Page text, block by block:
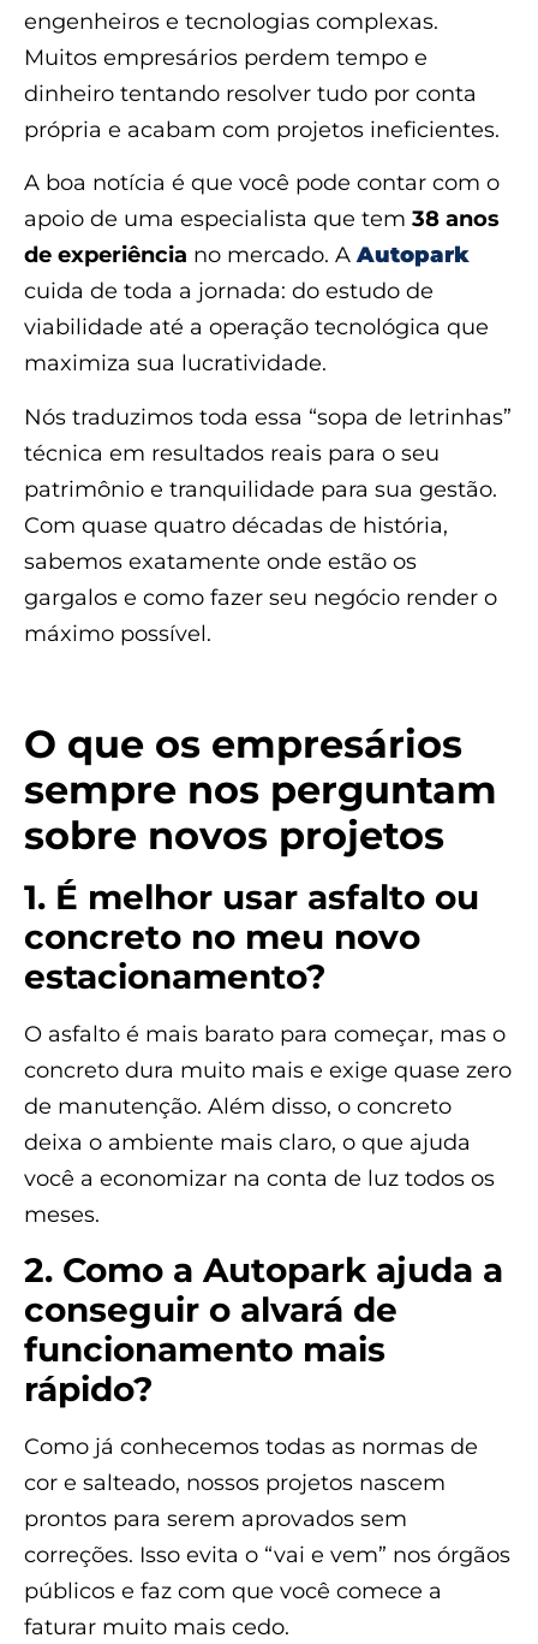
engenheiros e tecnologias complexas.
Muitos empresários perdem tempo e
dinheiro tentando resolver tudo por conta
própria e acabam com projetos ineficientes.
A boa notícia é que você pode contar com o
apoio de uma especialista que tem 38 anos
de experiência no mercado. AAutopark
cuida de toda a jornada: do estudo de
viabilidade até a operação tecnológica que
maximiza sua lucratividade.
Nós traduzimos toda essa “sopa de letrinhas”
técnica em resultados reais para o seu
patrimônio e tranquilidade para sua gestão.
Com quase quatro décadas de história,
sabemos exatamente onde estão os
gargalos e como fazer seu negócio render o
máximo possível.
O que os empresários
sempre nos perguntam
sobre novos projetos
1. É melhor usar asfalto ou
concreto no meu novo
estacionamento?
O asfalto é mais barato para começar, mas o
concreto dura muito mais e exige quase zero
de manutenção. Além disso, o concreto
deixa o ambiente mais claro, o que ajuda
você a economizar na conta de luz todos os
meses.
2. Como a Autopark ajuda a
conseguir o alvará de
funcionamento mais
rápido?
Como já conhecemos todas as normas de
cor e salteado, nossos projetos nascem
prontos para serem aprovados sem
correções. Isso evita o “vai e vem” nos órgãos
públicos e faz com que você comece a
faturar muito mais cedo.